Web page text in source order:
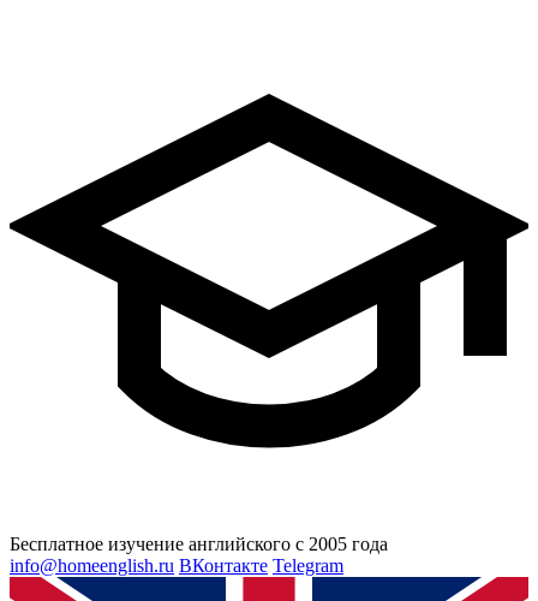
Бесплатное изучение английского с 2005 года
info@homeenglish.ru ВКонтакте Telegram